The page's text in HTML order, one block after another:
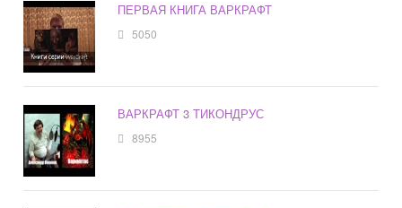
ПЕРВАЯ КНИГА ВАРКРАФТ
5050
ВАРКРАФТ 3 ТИКОНДРУС
8955